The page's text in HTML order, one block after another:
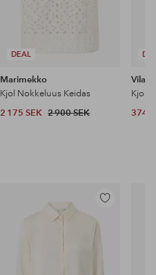
DEAL
Marimekko
Kjol Nokkeluus Keidas
2 175 SEK 2 900 SEK
Vila
374
Lägg
i